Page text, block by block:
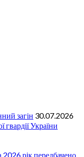
загін 30.07.2026
гвардії України
рік передбачено